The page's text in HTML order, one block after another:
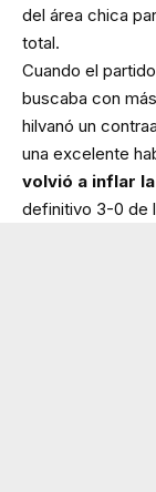
del área chica
total.
Cuando el
buscaba con
hilvanó un
una excelente
volvió a inflar
definitivo 3-0 de